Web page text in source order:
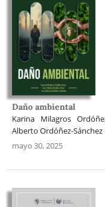
Daño ambiental
Karina Milagros
Alberto Ordóñez-Sánchez
mayo 30, 2025